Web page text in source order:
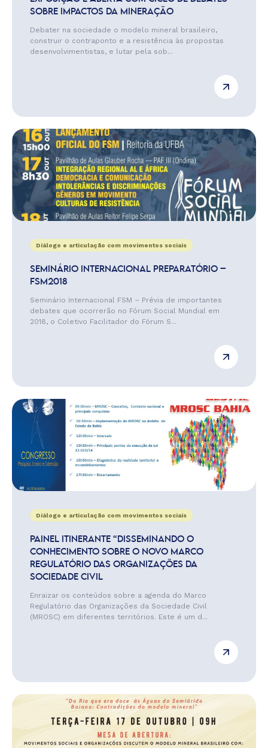
SOBRE IMPACTOS DA MINERAÇÃO
Debater na sociedade o modelo mineral brasileiro,
construir o contraponto e a resistência às propostas
desenvolvimentistas, e lutar pela sob...
Diálogo e articulação com movimentos sociais
SEMINÁRIO INTERNACIONAL PREPARATÓRIO –
FSM2018
Seminário Internacional FSM – Prévia de importantes
debates que ocorrerão no Fórum Social Mundial em
2018, o Coletivo Facilitador do Fórum S...
Diálogo e articulação com movimentos sociais
PAINEL ITINERANTE “DISSEMINANDO O
CONHECIMENTO SOBRE O NOVO MARCO
REGULATÓRIO DAS ORGANIZAÇÕES DA
SOCIEDADE CIVIL
Enraizar os conteúdos sobre a agenda do Marco
Regulatório das Organizações da Sociedade Civil
(MROSC) em diferentes territórios. Este é um d...